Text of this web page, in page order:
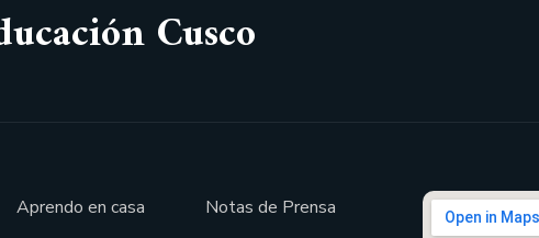
Cusco
Aprendo en casa
Notas de Prensa